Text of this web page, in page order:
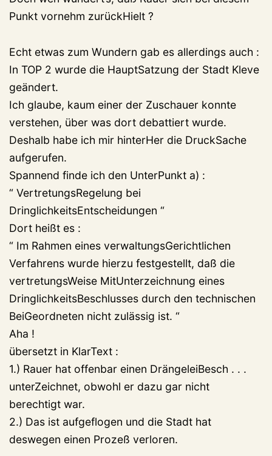
Punkt vornehm zurückHielt ?
Echt etwas zum Wundern gab es allerdings auch :
In TOP 2 wurde die HauptSatzung der Stadt Kleve
geändert.
Ich glaube, kaum einer der Zuschauer konnte
verstehen, über was dort debattiert wurde.
Deshalb habe ich mir hinterHer die DruckSache
aufgerufen.
Spannend finde ich den UnterPunkt a) :
“ VertretungsRegelung bei
DringlichkeitsEntscheidungen “
Dort heißt es :
“ Im Rahmen eines verwaltungsGerichtlichen
Verfahrens wurde hierzu festgestellt, daß die
vertretungsWeise MitUnterzeichnung eines
DringlichkeitsBeschlusses durch den technischen
BeiGeordneten nicht zulässig ist. “
Aha !
übersetzt in KlarText :
1.) Rauer hat offenbar einen DrängeleiBesch . . .
unterZeichnet, obwohl er dazu gar nicht
berechtigt war.
2.) Das ist aufgeflogen und die Stadt hat
deswegen einen Prozeß verloren.